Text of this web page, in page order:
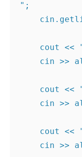
";
cout
cin
cout
cin
cout
cin